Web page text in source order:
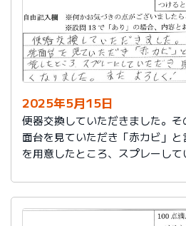
2025年5月15日
便器交換していただきました。
面台を見ていただき「赤カビ」と
を用意したところ、スプレーして